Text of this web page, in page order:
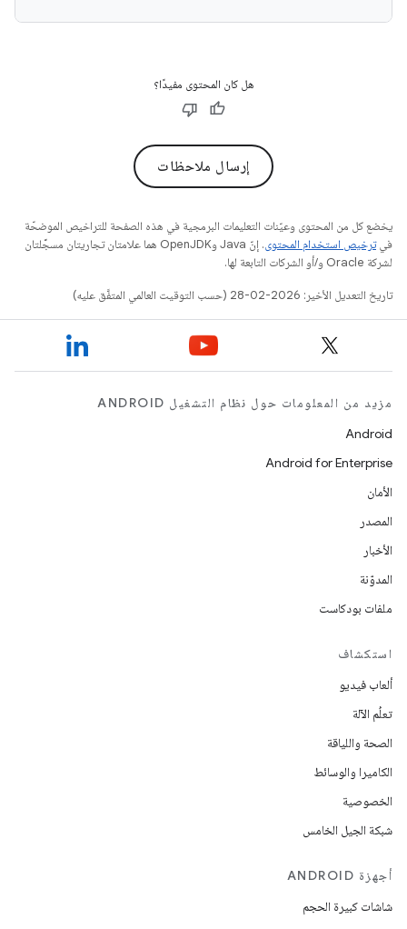
هل كان المحتوى مفيدًا؟
إرسال ملاحظات
يخضع كل من المحتوى وعيّنات التعليمات البرمجية في هذه الصفحة للتراخيص الموضحّة
فيترخيص استخدام المحتوى
. إنّ Java وOpenJDK هما علامتان تجاريتان مسجَّلتان
لشركة Oracle و/أو الشركات التابعة لها.
تاريخ التعديل الأخير: 2026-02-28 (حسب التوقيت العالمي المتفَّق عليه)
مزيد من المعلومات حول نظام التشغيل ANDROID
Android
Android for Enterprise
الأمان
المصدر
الأخبار
المدوّنة
ملفات بودكاست
استكشاف
ألعاب فيديو
تعلُم الآلة
الصحة واللياقة
الكاميرا والوسائط
الخصوصية
شبكة الجيل الخامس
أجهزة ANDROID
شاشات كبيرة الحجم